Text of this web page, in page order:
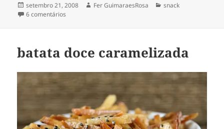
Publicado
em
setembro 21, 2008 Autor
Fer GuimaraesRosa Categorias
snack
6 comentários
batata doce caramelizada